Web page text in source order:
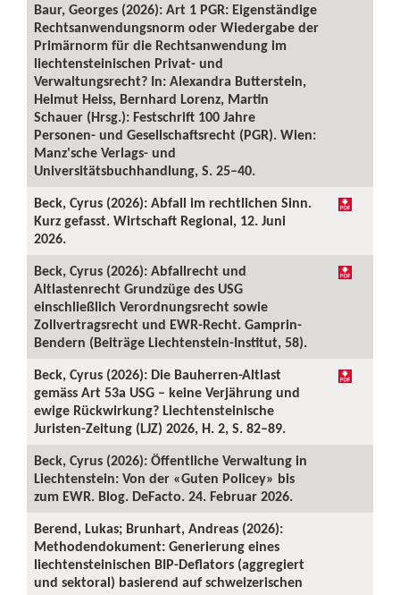
Baur, Georges (2026): Art 1 PGR: Eigenständige
Rechtsanwendungsnorm oder Wiedergabe der
Primärnorm für die Rechtsanwendung im
liechtensteinischen Privat- und
Verwaltungsrecht? In: Alexandra Butterstein,
Helmut Heiss, Bernhard Lorenz, Martin
Schauer (Hrsg.): Festschrift 100 Jahre
Personen- und Gesellschaftsrecht (PGR). Wien:
Manz'sche Verlags- und
Universitätsbuchhandlung, S. 25–40.
Beck, Cyrus (2026): Abfall im rechtlichen Sinn.
Kurz gefasst. Wirtschaft Regional, 12. Juni
2026.
Beck, Cyrus (2026): Abfallrecht und
Altlastenrecht Grundzüge des USG
einschließlich Verordnungsrecht sowie
Zollvertragsrecht und EWR-Recht. Gamprin-
Bendern (Beiträge Liechtenstein-Institut, 58).
Beck, Cyrus (2026): Die Bauherren-Altlast
gemäss Art 53a USG – keine Verjährung und
ewige Rückwirkung? Liechtensteinische
Juristen-Zeitung (LJZ) 2026, H. 2, S. 82–89.
Beck, Cyrus (2026): Öffentliche Verwaltung in
Liechtenstein: Von der «Guten Policey» bis
zum EWR. Blog. DeFacto. 24. Februar 2026.
Berend, Lukas; Brunhart, Andreas (2026):
Methodendokument: Generierung eines
liechtensteinischen BIP-Deflators (aggregiert
und sektoral) basierend auf schweizerischen